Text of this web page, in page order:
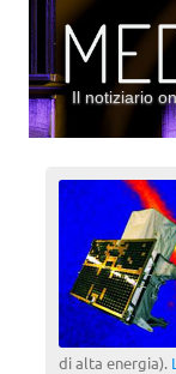
Il notiziario
di alta energia).